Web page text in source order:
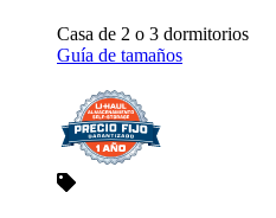
Casa de 2 o 3 dormitorios
Guía de tamaños